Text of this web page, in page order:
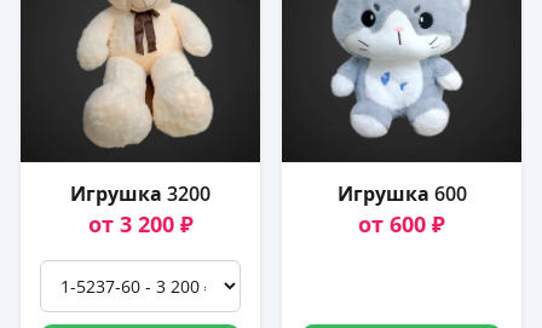
Игрушка 3200
от 3 200 ₽
Игрушка 600
от 600 ₽